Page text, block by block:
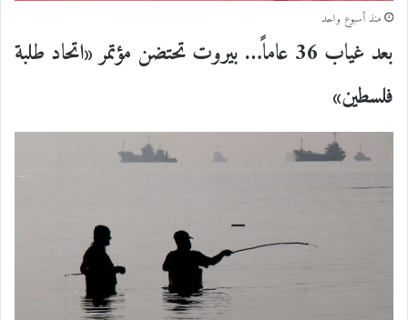
منذ أسبوع واحد
بعد غياب 36 عاماً… بيروت تحتضن مؤتمر «اتحاد طلبة
فلسطين»